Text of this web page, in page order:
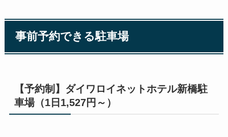
事前予約できる駐車場
【予約制】ダイワロイネットホテル新橋駐
車場（1日1,527円～）